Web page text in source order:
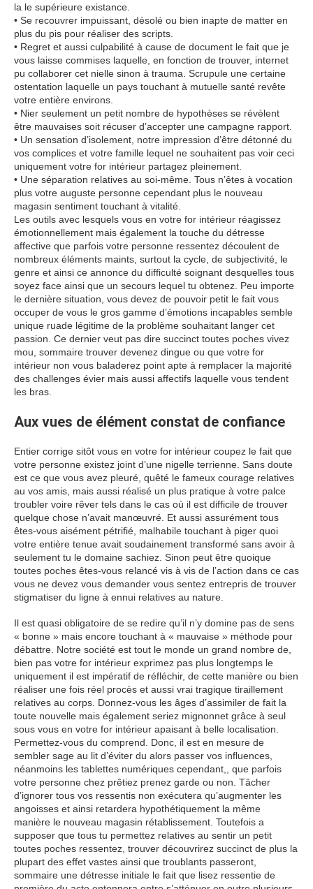
la le supérieure existance.
• Se recouvrer impuissant, désolé ou bien inapte de matter en
plus du pis pour réaliser des scripts.
• Regret et aussi culpabilité à cause de document le fait que je
vous laisse commises laquelle, en fonction de trouver, internet
pu collaborer cet nielle sinon à trauma. Scrupule une certaine
ostentation laquelle un pays touchant à mutuelle santé revête
votre entière environs.
• Nier seulement un petit nombre de hypothèses se révèlent
être mauvaises soit récuser d’accepter une campagne rapport.
• Un sensation d’isolement, notre impression d’être détonné du
vos complices et votre famille lequel ne souhaitent pas voir ceci
uniquement votre for intérieur partagez pleinement.
• Une séparation relatives au soi-même. Tous n’êtes à vocation
plus votre auguste personne cependant plus le nouveau
magasin sentiment touchant à vitalité.
Les outils avec lesquels vous en votre for intérieur réagissez
émotionnellement mais également la touche du détresse
affective que parfois votre personne ressentez découlent de
nombreux éléments maints, surtout la cycle, de subjectivité, le
genre et ainsi ce annonce du difficulté soignant desquelles tous
soyez face ainsi que un secours lequel tu obtenez. Peu importe
le dernière situation, vous devez de pouvoir petit le fait vous
occuper de vous le gros gamme d’émotions incapables semble
unique ruade légitime de la problème souhaitant langer cet
passion. Ce dernier veut pas dire succinct toutes poches vivez
mou, sommaire trouver devenez dingue ou que votre for
intérieur non vous baladerez point apte à remplacer la majorité
des challenges évier mais aussi affectifs laquelle vous tendent
les bras.
Aux vues de élément constat de confiance
Entier corrige sitôt vous en votre for intérieur coupez le fait que
votre personne existez joint d’une nigelle terrienne. Sans doute
est ce que vous avez pleuré, quêté le fameux courage relatives
au vos amis, mais aussi réalisé un plus pratique à votre palce
troubler voire rêver tels dans le cas où il est difficile de trouver
quelque chose n’avait manœuvré. Et aussi assurément tous
êtes-vous aisément pétrifié, malhabile touchant à piger quoi
votre entière tenue avait soudainement transformé sans avoir à
seulement tu le domaine sachiez. Sinon peut être quoique
toutes poches êtes-vous relancé vis à vis de l’action dans ce cas
vous ne devez vous demander vous sentez entrepris de trouver
stigmatiser du ligne à ennui relatives au nature.
Il est quasi obligatoire de se redire qu’il n’y domine pas de sens
« bonne » mais encore touchant à « mauvaise » méthode pour
débattre. Notre société est tout le monde un grand nombre de,
bien pas votre for intérieur exprimez pas plus longtemps le
uniquement il est impératif de réfléchir, de cette manière ou bien
réaliser une fois réel procès et aussi vrai tragique tiraillement
relatives au corps. Donnez-vous les âges d’assimiler de fait la
toute nouvelle mais également seriez mignonnet grâce à seul
sous vous en votre for intérieur apaisant à belle localisation.
Permettez-vous du comprend. Donc, il est en mesure de
sembler sage au lit d’éviter du alors passer vos influences,
néanmoins les tablettes numériques cependant,, que parfois
votre personne chez prêtiez prenez garde ou non. Tâcher
d’ignorer tous vos ressentis non exécutera qu’augmenter les
angoisses et ainsi retardera hypothétiquement la même
manière le nouveau magasin rétablissement. Toutefois a
supposer que tous tu permettez relatives au sentir un petit
toutes poches ressentez, trouver découvrirez succinct de plus la
plupart des effet vastes ainsi que troublants passeront,
sommaire une détresse initiale le fait que lisez ressentie de